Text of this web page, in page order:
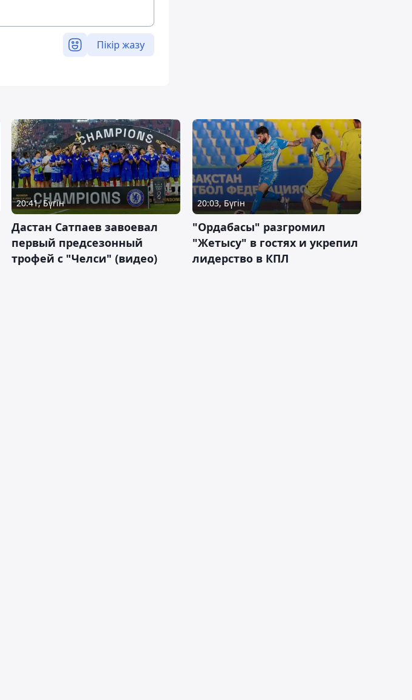
Пікір жазу
20:41, Бүгін
Дастан Сатпаев завоевал
первый предсезонный
трофей с "Челси" (видео)
20:03, Бүгін
"Ордабасы" разгромил
"Жетысу" в гостях и укрепил
лидерство в КПЛ